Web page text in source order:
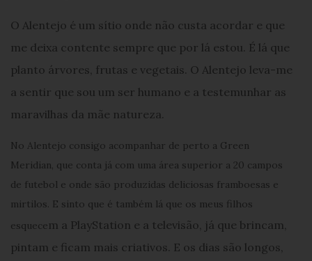
O Alentejo é um sítio onde não custa acordar e que
me deixa contente sempre que por lá estou. É lá que
planto árvores, frutas e vegetais. O Alentejo leva-me
a sentir que sou um ser humano e a testemunhar as
maravilhas da mãe natureza.
No Alentejo consigo acompanhar de perto a Green
Meridian, que conta já com uma área superior a 20 campos
de futebol e onde são produzidas deliciosas framboesas e
mirtilos. E sinto que é também lá que os meus filhos
esquecem a PlayStation e a televisão, já que brincam,
pintam e ficam mais criativos. E os dias são longos,